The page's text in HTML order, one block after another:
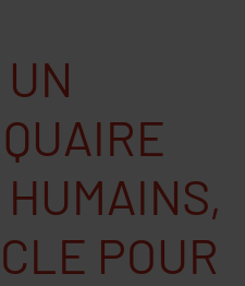
UN
POUR